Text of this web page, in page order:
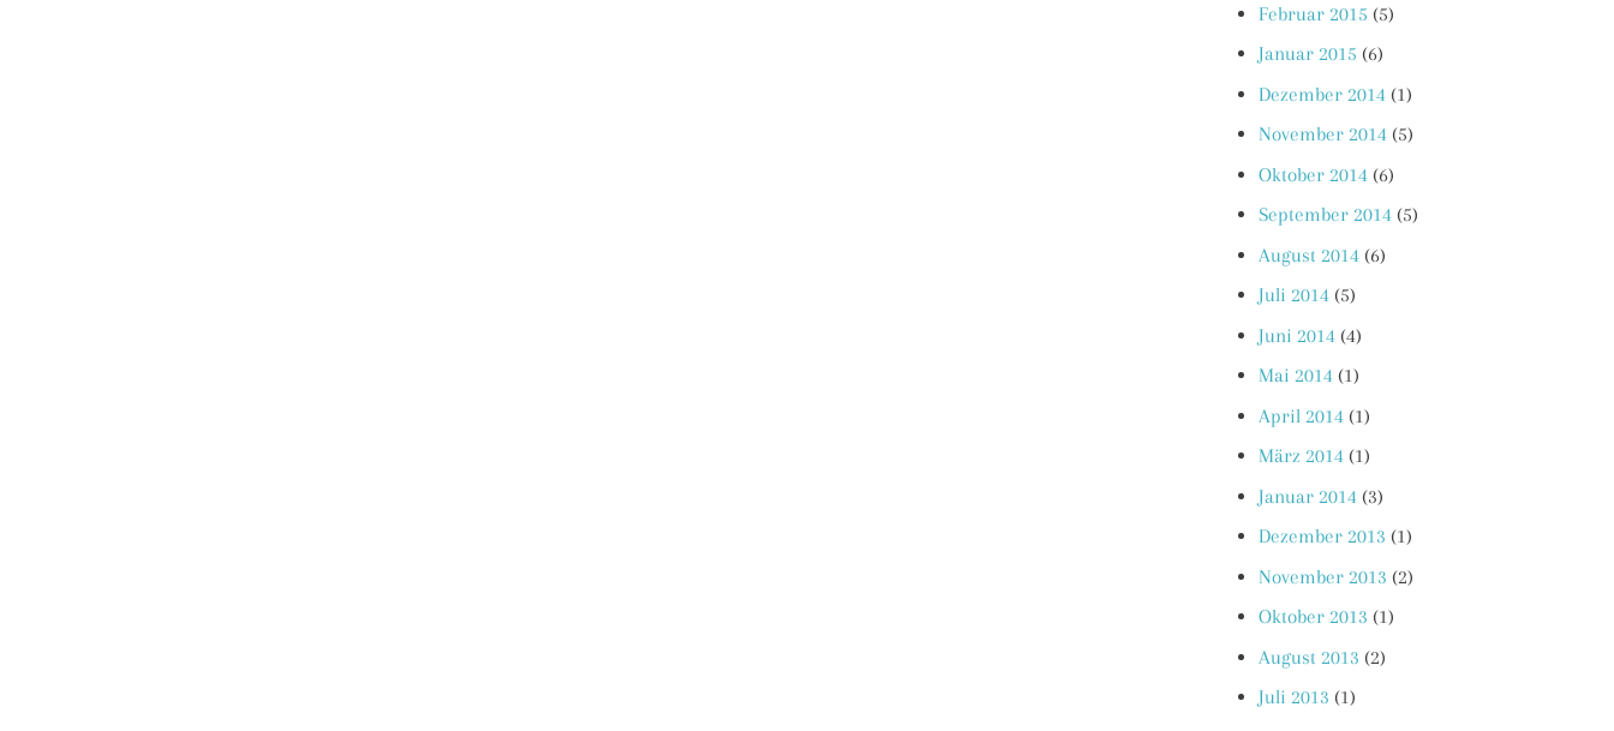
Februar 2015 (5)
Januar 2015 (6)
Dezember 2014 (1)
November 2014 (5)
Oktober 2014 (6)
September 2014 (5)
August 2014 (6)
Juli 2014 (5)
Juni 2014 (4)
Mai 2014 (1)
April 2014 (1)
März 2014 (1)
Januar 2014 (3)
Dezember 2013 (1)
November 2013 (2)
Oktober 2013 (1)
August 2013 (2)
Juli 2013 (1)